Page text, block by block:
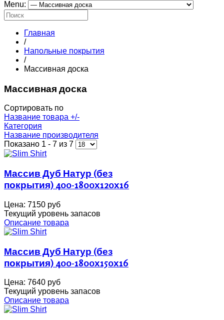
Menu:
Главная
/
Напольные покрытия
/
Массивная доска
Массивная доска
Сортировать по
Название товара +/-
Категория
Название производителя
Показано 1 - 7 из 7
Массив Дуб Натур (без
покрытия) 400-1800х120х16
Цена: 7150 руб
Текущий уровень запасов
Описание товара
Массив Дуб Натур (без
покрытия) 400-1800х150х16
Цена: 7640 руб
Текущий уровень запасов
Описание товара